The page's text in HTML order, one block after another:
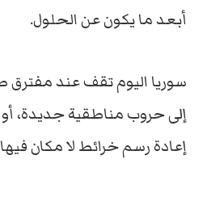
أبعد ما يكون عن الحلول.
سوريا اليوم تقف عند مفترق
إلى حروب مناطقية جديدة،
إعادة رسم خرائط لا مكان فيها